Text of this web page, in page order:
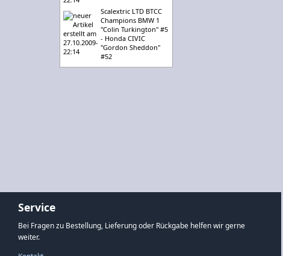
Scalextric LTD BTCC
Champions BMW 1
"Colin Turkington" #5
- Honda CIVIC
"Gordon Sheddon"
#52
Service
Bei Fragen zu Bestellung, Lieferung oder Rückgabe helfen wir gerne
weiter.